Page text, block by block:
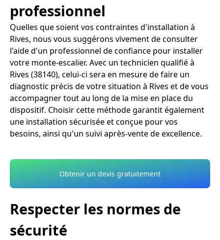
professionnel
Quelles que soient vos contraintes d'installation à
Rives, nous vous suggérons vivement de consulter
l'aide d'un professionnel de confiance pour installer
votre monte-escalier. Avec un technicien qualifié à
Rives (38140), celui-ci sera en mesure de faire un
diagnostic précis de votre situation à Rives et de vous
accompagner tout au long de la mise en place du
dispositif. Choisir cette méthode garantit également
une installation sécurisée et conçue pour vos
besoins, ainsi qu'un suivi après-vente de excellence.
Obtenir un devis gratuitement
Respecter les normes de
sécurité